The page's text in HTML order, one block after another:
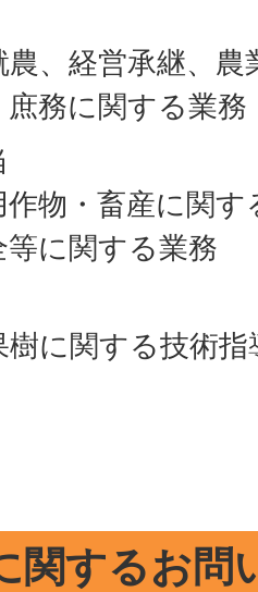
、経営承継、農
務に関する業務
物・畜産に関
に関する業務
樹に関する技術
関するお問